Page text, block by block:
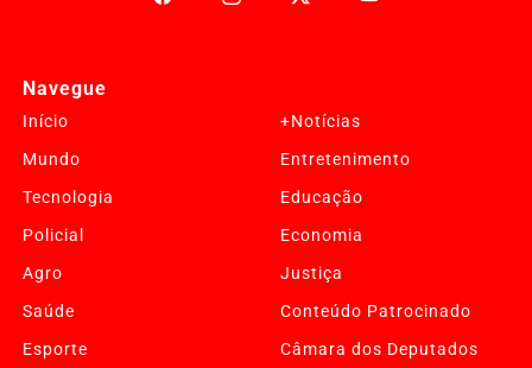
Navegue
Início
+Notícias
Mundo
Entretenimento
Tecnologia
Educação
Policial
Economia
Agro
Justiça
Saúde
Conteúdo Patrocinado
Esporte
Câmara dos Deputados